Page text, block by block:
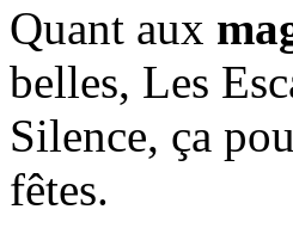
Quant aux
belles, Les
Silence, ça
fêtes.